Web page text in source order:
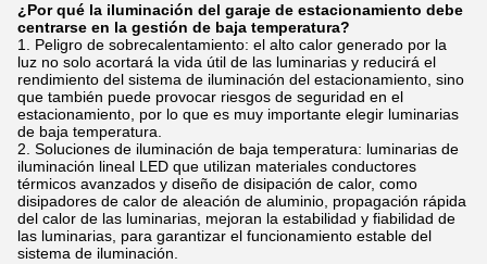
¿Por qué la iluminación del garaje de estacionamiento debe
centrarse en la gestión de baja temperatura?
Peligro de sobrecalentamiento: el alto calor generado por la
luz no solo acortará la vida útil de las luminarias y reducirá el
rendimiento del sistema de iluminación del estacionamiento, sino
que también puede provocar riesgos de seguridad en el
estacionamiento, por lo que es muy importante elegir luminarias
de baja temperatura.
Soluciones de iluminación de baja temperatura: luminarias de
iluminación lineal LED que utilizan materiales conductores
térmicos avanzados y diseño de disipación de calor, como
disipadores de calor de aleación de aluminio, propagación rápida
del calor de las luminarias, mejoran la estabilidad y fiabilidad de
las luminarias, para garantizar el funcionamiento estable del
sistema de iluminación.